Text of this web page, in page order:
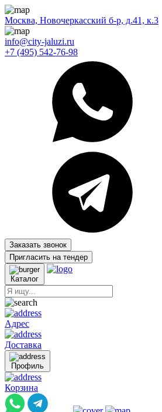
Москва, Новочеркасский б-р, д.41, к.3
info@city-jaluzi.ru
+7 (495) 542-76-98
Заказать звонок
Пригласить на тендер
Каталог
Адрес
Доставка
Профиль
Корзина